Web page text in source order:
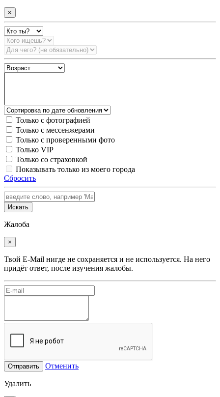
×
Только с фотографией
Только с мессенжерами
Только с проверенными фото
Только VIP
Только со страховкой
Показывать только из моего города
Сбросить
Искать
Жалоба
×
Твой E-Mail нигде не сохраняется и не используется. На него
придёт ответ, после изучения жалобы.
Отправить Отменить
Удалить